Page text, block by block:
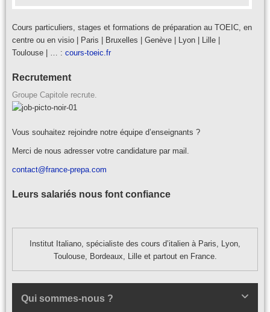
Cours particuliers, stages et formations de préparation au TOEIC, en
centre ou en visio | Paris | Bruxelles | Genève | Lyon | Lille |
Toulouse | … : cours-toeic.fr
Recrutement
Groupe Capitole recrute.
Vous souhaitez rejoindre notre équipe d’enseignants ?
Merci de nous adresser votre candidature par mail.
contact@france-prepa.com
Leurs salariés nous font confiance
Institut Italiano, spécialiste des cours d’italien à Paris, Lyon,
Toulouse, Bordeaux, Lille et partout en France.
Qui sommes-nous ?